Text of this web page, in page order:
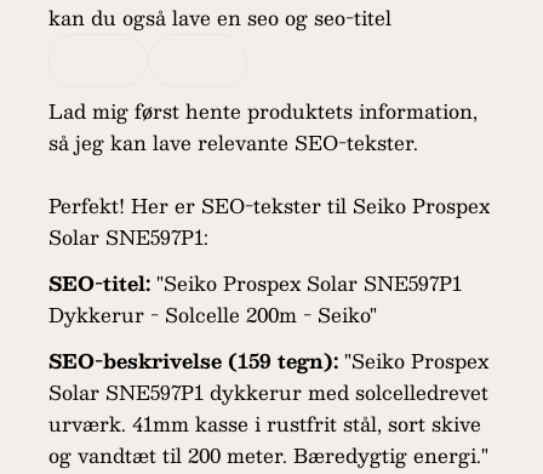
kan du også lave en seo og seo-titel
Lad mig først hente produktets information,
så jeg kan lave relevante SEO-tekster.
Perfekt! Her er SEO-tekster til Seiko Prospex
Solar SNE597P1:
SEO-titel:"Seiko Prospex Solar SNE597P1
Dykkerur - Solcelle 200m - Seiko"
SEO-beskrivelse (159 tegn):"Seiko Prospex
Solar SNE597P1 dykkerur med solcelledrevet
urværk. 41mm kasse i rustfrit stål, sort skive
og vandtæt til 200 meter. Bæredygtig energi."